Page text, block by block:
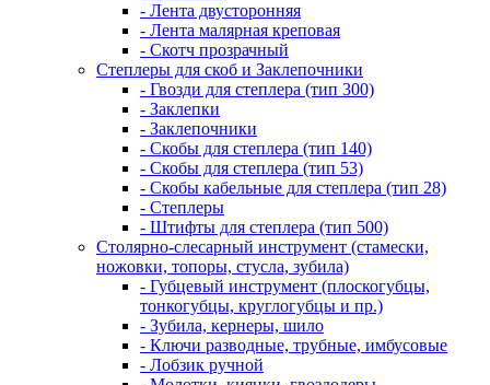
- Лента двусторонняя
- Лента малярная креповая
- Скотч прозрачный
Степлеры для скоб и Заклепочники
- Гвозди для степлера (тип 300)
- Заклепки
- Заклепочники
- Скобы для степлера (тип 140)
- Скобы для степлера (тип 53)
- Скобы кабельные для степлера (тип 28)
- Степлеры
- Штифты для степлера (тип 500)
Столярно-слесарный инструмент (стамески,
ножовки, топоры, стусла, зубила)
- Губцевый инструмент (плоскогубцы,
тонкогубцы, круглогубцы и пр.)
- Зубила, кернеры, шило
- Ключи разводные, трубные, имбусовые
- Лобзик ручной